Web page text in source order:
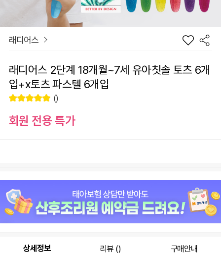
래디어스
래디어스 2단계 18개월~7세 유아칫솔 토츠 6개
입+x토츠 파스텔 6개입
()
회원 전용 특가
스텔 6개입
+1 -1 70,800 원
바
니
선
하
기
상세정보 리뷰 () 구매안내